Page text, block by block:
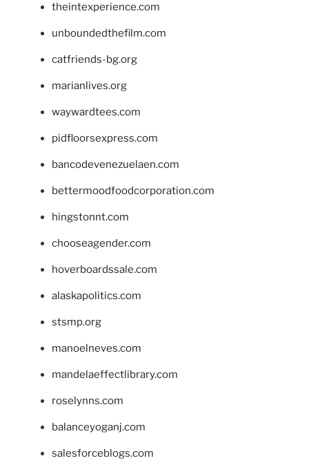
theintexperience.com
unboundedthefilm.com
catfriends-bg.org
marianlives.org
waywardtees.com
pidfloorsexpress.com
bancodevenezuelaen.com
bettermoodfoodcorporation.com
hingstonnt.com
chooseagender.com
hoverboardssale.com
alaskapolitics.com
stsmp.org
manoelneves.com
mandelaeffectlibrary.com
roselynns.com
balanceyoganj.com
salesforceblogs.com